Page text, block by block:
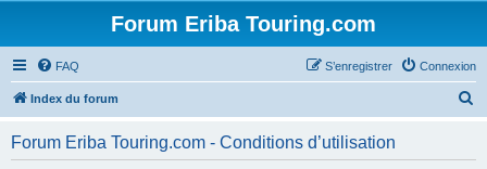
Forum Eriba Touring.com
FAQ Connexion
S’enregistrer
Index du forum
Forum Eriba Touring.com - Conditions d’utilisation